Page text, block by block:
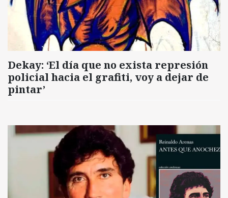
Dekay: ‘El día que no exista represión
policial hacia el grafiti, voy a dejar de
pintar’